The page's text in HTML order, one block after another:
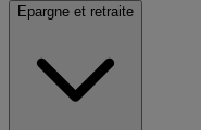
Epargne et retraite